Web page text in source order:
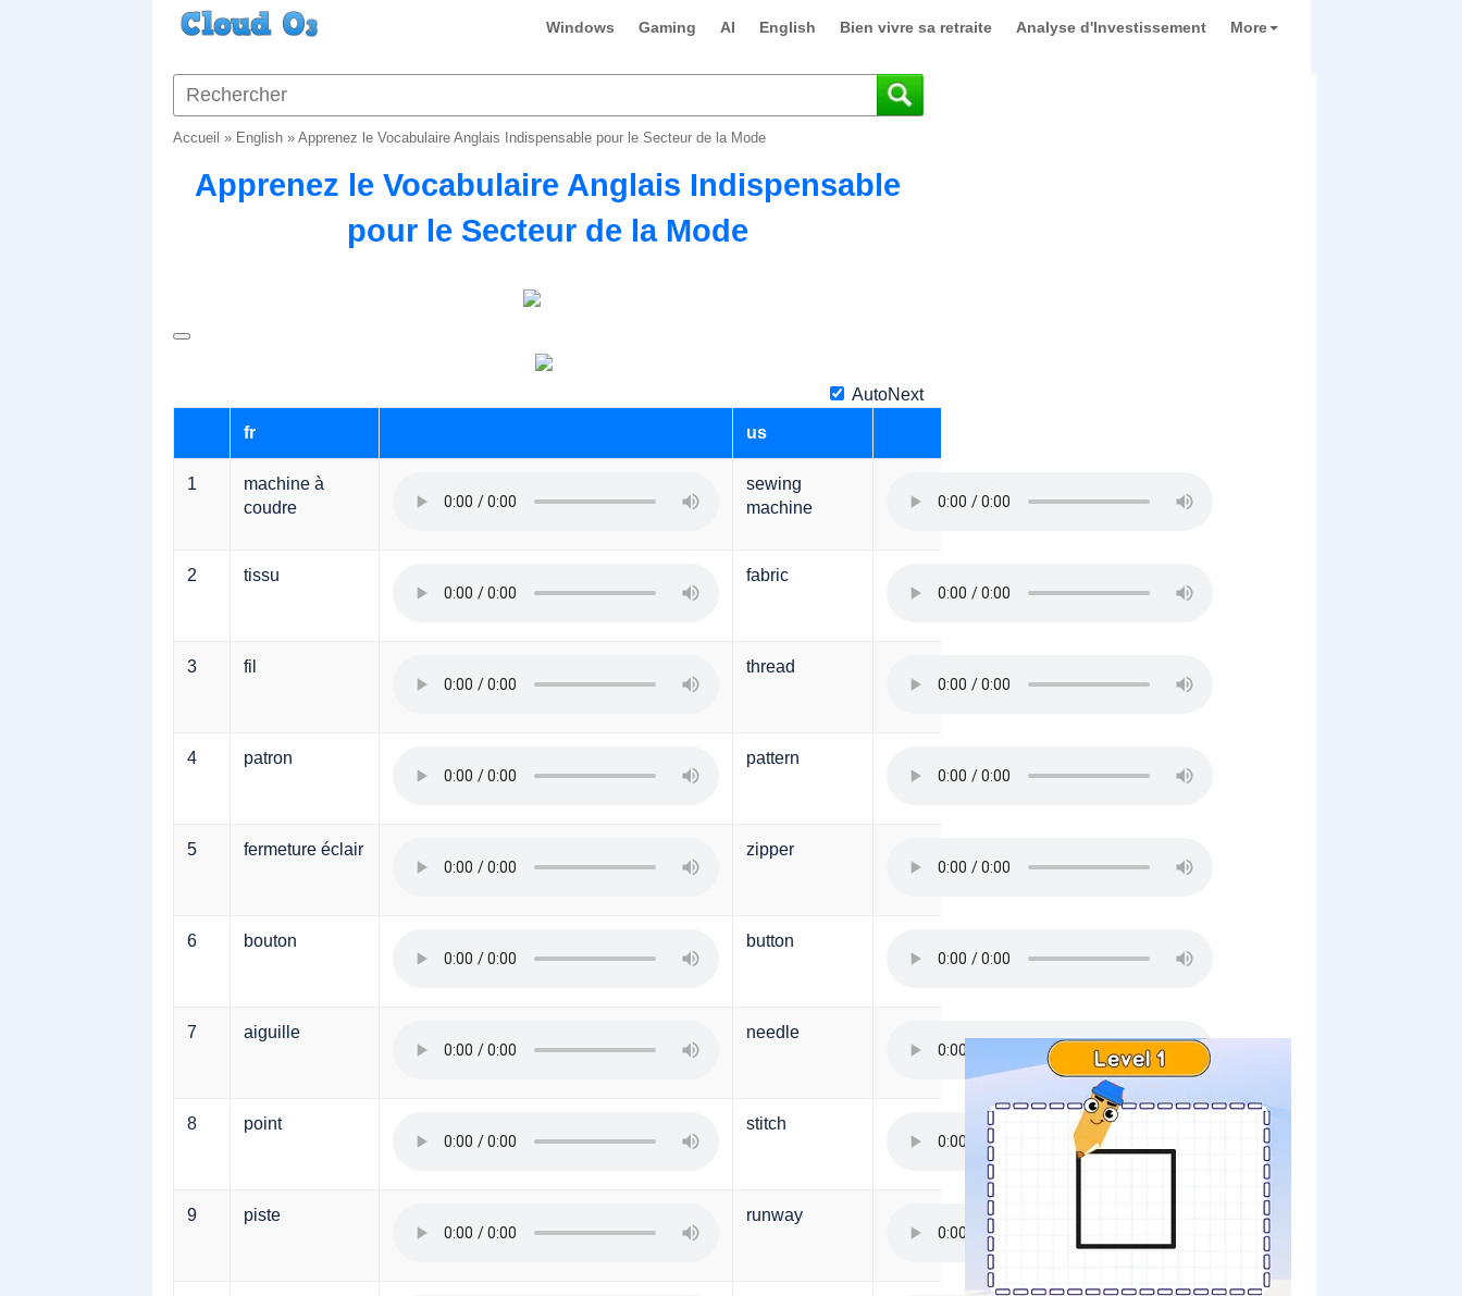
Windows Gaming AI English Bien vivre sa retraite Analyse d'Investissement More
Accueil » English» Apprenez le Vocabulaire Anglais Indispensable pour le Secteur de la Mode
Apprenez le Vocabulaire Anglais Indispensable
pour le Secteur de la Mode
AutoNext
fr us
1
machine à
coudre
sewing
machine
2 tissu fabric
3 fil thread
4 patron pattern
5 fermeture éclair zipper
6 bouton button
7 aiguille needle
8 point stitch
9 piste runway